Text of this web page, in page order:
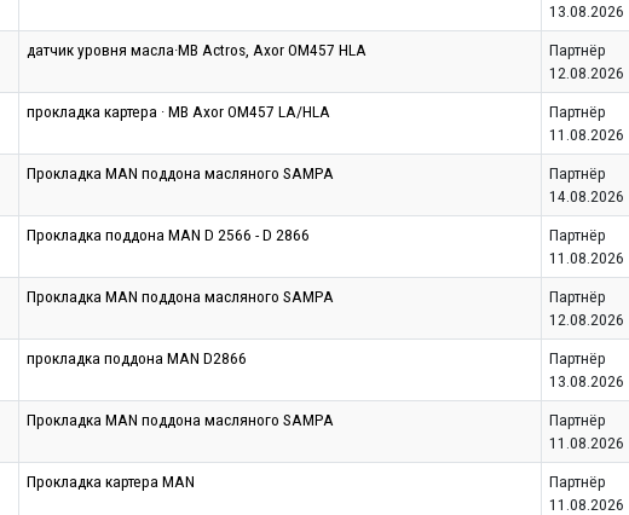
13.08.2026
датчик уровня масла·MB Actros, Axor OM457 HLA
Партнёр
12.08.2026
прокладка картера · МВ Axor OM457 LA/HLA
Партнёр
11.08.2026
Прокладка MAN поддона масляного SAMPA
Партнёр
14.08.2026
Прокладка поддона MAN D 2566 - D 2866
Партнёр
11.08.2026
Прокладка MAN поддона масляного SAMPA
Партнёр
12.08.2026
прокладка поддона MAN D2866
Партнёр
13.08.2026
Прокладка MAN поддона масляного SAMPA
Партнёр
11.08.2026
Прокладка картера MAN
Партнёр
11.08.2026